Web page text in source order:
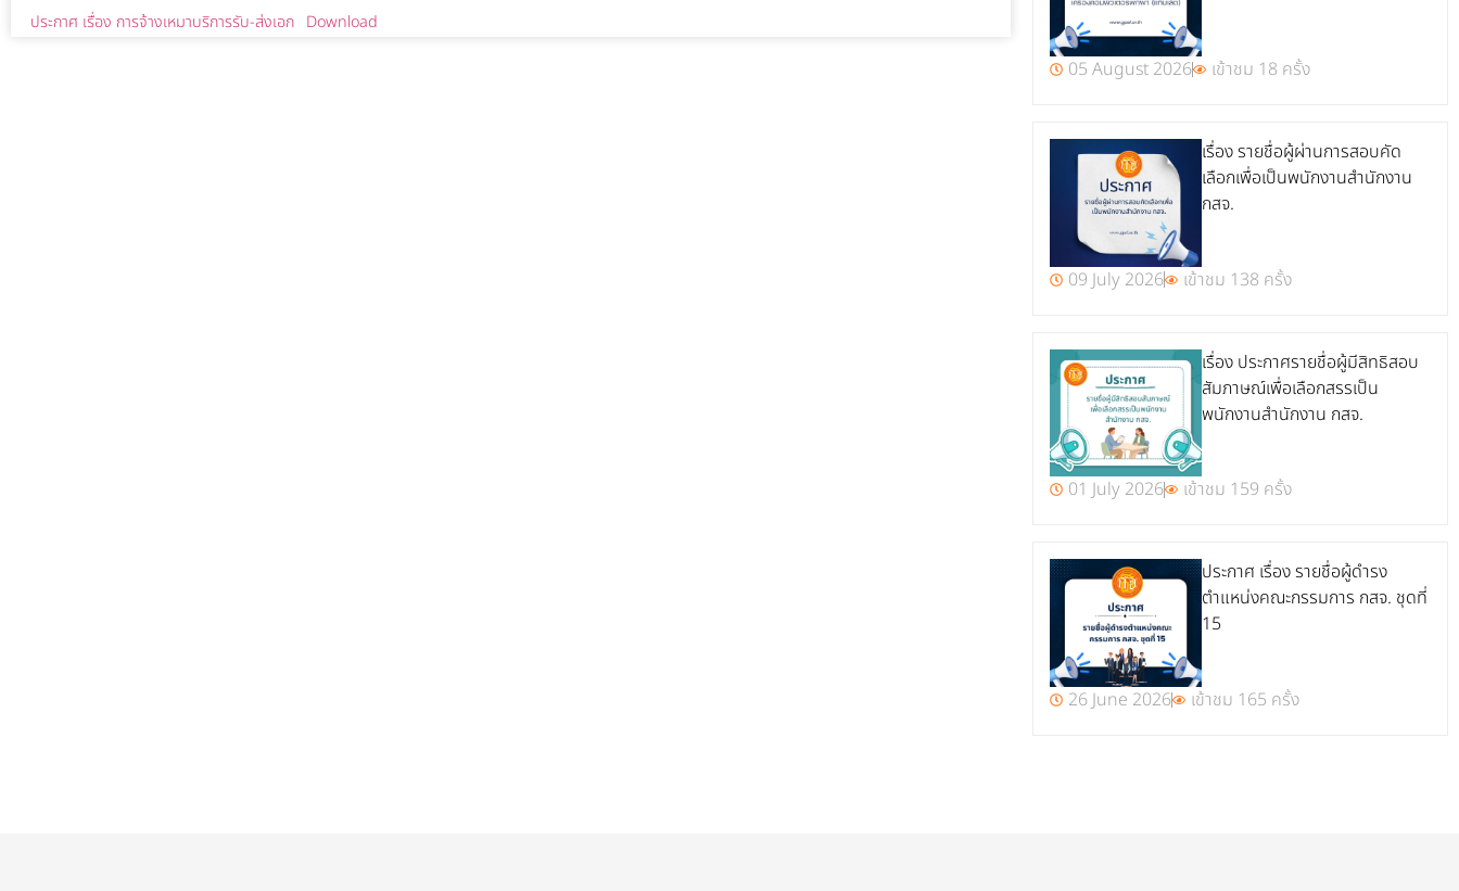
ประกาศ เรื่อง การจ้างเหมาบริการรับ-ส่งเอก Download
05 August 2026 เข้าชม 18 ครั้ง
เรื่อง รายชื่อผู้ผ่านการสอบคัด
เลือกเพื่อเป็นพนักงานสำนักงาน
กสจ.
09 July 2026 เข้าชม 138 ครั้ง
เรื่อง ประกาศรายชื่อผู้มีสิทธิสอบ
สัมภาษณ์เพื่อเลือกสรรเป็น
พนักงานสำนักงาน กสจ.
01 July 2026 เข้าชม 159 ครั้ง
ประกาศ เรื่อง รายชื่อผู้ดำรง
ตำแหน่งคณะกรรมการ กสจ. ชุดที่
15
26 June 2026 เข้าชม 165 ครั้ง